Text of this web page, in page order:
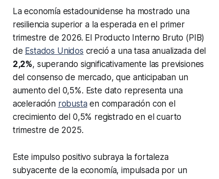
La economía estadounidense ha mostrado una
resiliencia superior a la esperada en el primer
trimestre de 2026. El Producto Interno Bruto (PIB)
de Estados Unidos creció a una tasa anualizada del
2,2%, superando significativamente las previsiones
del consenso de mercado, que anticipaban un
aumento del 0,5%. Este dato representa una
aceleración robustaen comparación con el
crecimiento del 0,5% registrado en el cuarto
trimestre de 2025.
Este impulso positivo subraya la fortaleza
subyacente de la economía, impulsada por un